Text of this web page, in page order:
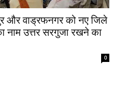
और वाड्रफनगर को नए जिले
नाम उत्तर सरगुजा रखने का
0